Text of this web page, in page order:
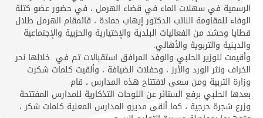
الرسمية في سهلات الماء في قضاء الهرمل ، في حضور عضو كتلة
الوفاء للمقاومة النائب الدكتور إيهاب حمادة ، قائمقام الهرمل طلال
قطايا وحشد من الفعاليات البلدية والإختيارية والحزبية والإجتماعية
والدينية والتربوية والأهالي.
وأقيمت للوزير الحلبي والوفد المرافق استقبالات تم في خلالها نحر
الخراف ونثر الورد والأرز ، وحفلات الضيافة ، وألقيت كلمات شكرت
وزارة التربية ومن سعى لافتتاح هذه المدارس ، قام
بعدها الحلبي برفع الستائر عن اللوحات التذكارية للمدارس المفتتحة
وزرع شجرة حرجية ، كما ألقى مديرو المدارس المعنية كلمات شكر ،